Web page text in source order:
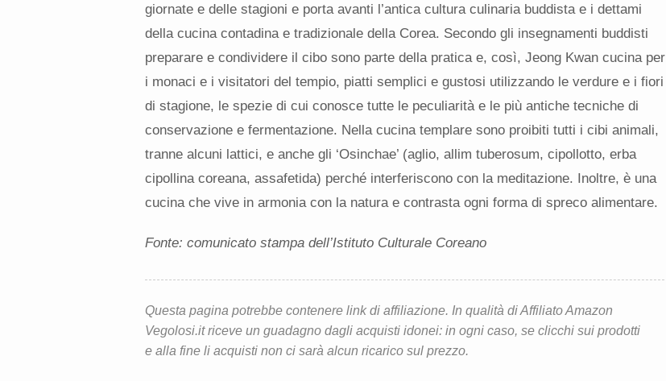
giornate e delle stagioni e porta avanti l’antica cultura culinaria buddista e i dettami
della cucina contadina e tradizionale della Corea. Secondo gli insegnamenti buddisti
preparare e condividere il cibo sono parte della pratica e, così, Jeong Kwan cucina per
i monaci e i visitatori del tempio, piatti semplici e gustosi utilizzando le verdure e i fiori
di stagione, le spezie di cui conosce tutte le peculiarità e le più antiche tecniche di
conservazione e fermentazione. Nella cucina templare sono proibiti tutti i cibi animali,
tranne alcuni lattici, e anche gli ‘Osinchae’ (aglio, allim tuberosum, cipollotto, erba
cipollina coreana, assafetida) perché interferiscono con la meditazione. Inoltre, è una
cucina che vive in armonia con la natura e contrasta ogni forma di spreco alimentare.
Fonte: comunicato stampa dell’Istituto Culturale Coreano
Questa pagina potrebbe contenere link di affiliazione. In qualità di Affiliato Amazon
Vegolosi.it riceve un guadagno dagli acquisti idonei: in ogni caso, se clicchi sui prodotti
e alla fine li acquisti non ci sarà alcun ricarico sul prezzo.